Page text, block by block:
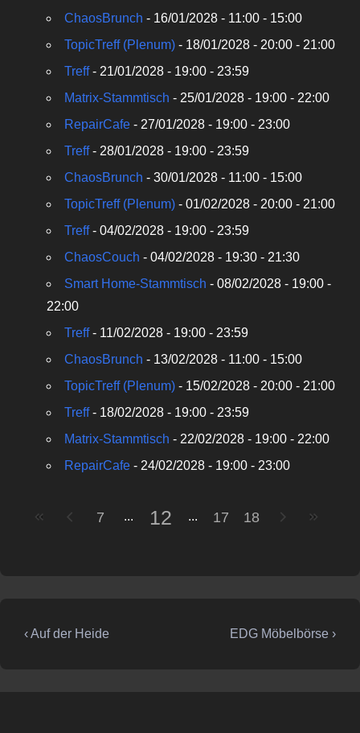
ChaosBrunch - 16/01/2028 - 11:00 - 15:00
TopicTreff (Plenum) - 18/01/2028 - 20:00 - 21:00
Treff- 21/01/2028 - 19:00 - 23:59
Matrix-Stammtisch - 25/01/2028 - 19:00 - 22:00
RepairCafe - 27/01/2028 - 19:00 - 23:00
Treff- 28/01/2028 - 19:00 - 23:59
ChaosBrunch - 30/01/2028 - 11:00 - 15:00
TopicTreff (Plenum) - 01/02/2028 - 20:00 - 21:00
Treff- 04/02/2028 - 19:00 - 23:59
ChaosCouch - 04/02/2028 - 19:30 - 21:30
Smart Home-Stammtisch - 08/02/2028 - 19:00 -
22:00
Treff- 11/02/2028 - 19:00 - 23:59
ChaosBrunch - 13/02/2028 - 11:00 - 15:00
TopicTreff (Plenum) - 15/02/2028 - 20:00 - 21:00
Treff- 18/02/2028 - 19:00 - 23:59
Matrix-Stammtisch - 22/02/2028 - 19:00 - 22:00
RepairCafe - 24/02/2028 - 19:00 - 23:00
7 12 17 18
Beitragsnavigation
Vorheriger
‹ Auf der Heide
Nächster
EDG Möbelbörse ›